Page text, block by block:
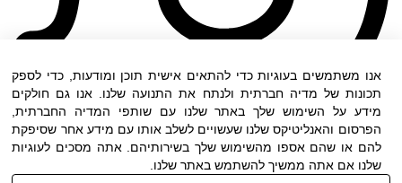
אנו משתמשים בעוגיות כדי להתאים אישית תוכן ומודעות, כדי לספק
תכונות של מדיה חברתית ולנתח את התנועה שלנו. אנו גם חולקים
מידע על השימוש שלך באתר שלנו עם שותפי המדיה החברתית,
הפרסום והאנליטיקס שלנו שעשויים לשלב אותו עם מידע אחר שסיפקת
להם או שהם אספו מהשימוש שלך בשירותיהם. אתה מסכים לעוגיות
שלנו אם אתה ממשיך להשתמש באתר שלנו.